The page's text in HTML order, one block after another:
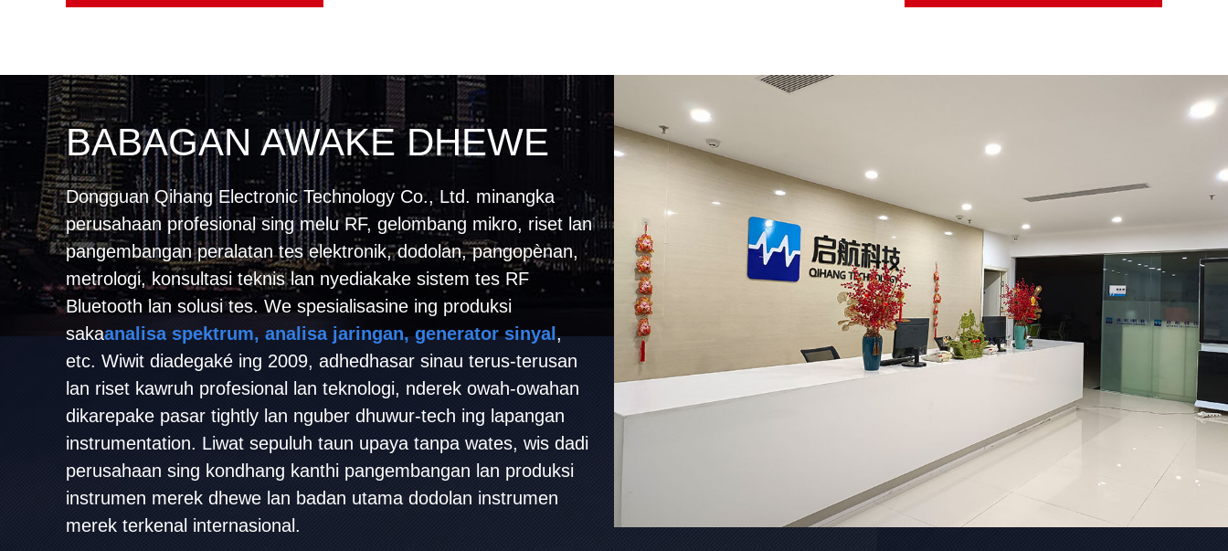
BABAGAN AWAKE DHEWE
Dongguan Qihang Electronic Technology Co., Ltd. minangka
perusahaan profesional sing melu RF, gelombang mikro, riset lan
pangembangan peralatan tes elektronik, dodolan, pangopènan,
metrologi, konsultasi teknis lan nyediakake sistem tes RF
Bluetooth lan solusi tes. We spesialisasine ing produksi
sakaanalisa spektrum, analisa jaringan, generator sinyal,
etc. Wiwit diadegaké ing 2009, adhedhasar sinau terus-terusan
lan riset kawruh profesional lan teknologi, nderek owah-owahan
dikarepake pasar tightly lan nguber dhuwur-tech ing lapangan
instrumentation. Liwat sepuluh taun upaya tanpa wates, wis dadi
perusahaan sing kondhang kanthi pangembangan lan produksi
instrumen merek dhewe lan badan utama dodolan instrumen
merek terkenal internasional.